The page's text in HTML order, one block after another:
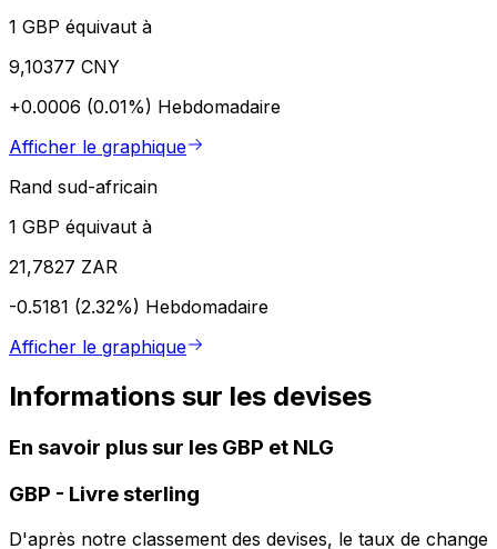
1 GBP équivaut à
9,10377 CNY
+0.0006 (0.01%) Hebdomadaire
Afficher le graphique
Rand sud-africain
1 GBP équivaut à
21,7827 ZAR
-0.5181 (2.32%) Hebdomadaire
Afficher le graphique
Informations sur les devises
En savoir plus sur les GBP et NLG
GBP - Livre sterling
D'après notre classement des devises, le taux de change